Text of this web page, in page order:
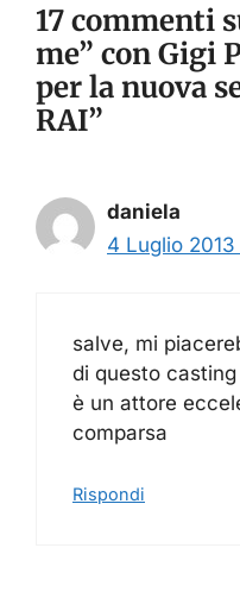
17 commenti
me” con Gigi
per la nuova
RAI”
daniela
4 Luglio 2013
salve, mi
di questo
è un attore
comparsa
Rispondi